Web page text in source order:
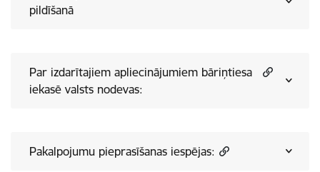
pildīšanā
Par izdarītajiem apliecinājumiem bāriņtiesa
iekasē valsts nodevas:
Pakalpojumu pieprasīšanas iespējas: